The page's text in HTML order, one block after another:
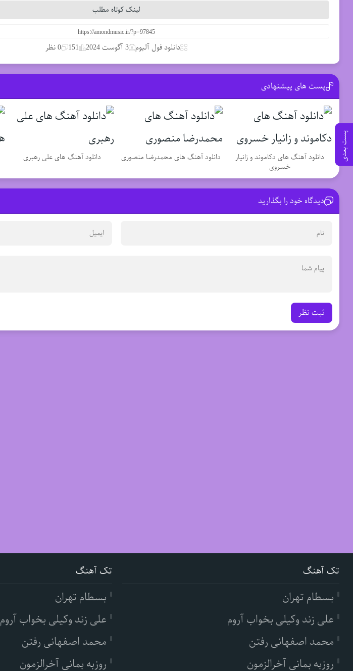
پست بعدی
لینک کوتاه مطلب
دانلود فول آلبوم 3 آگوست 2024 151 0 نظر
پست های پیشنهادی
دانلود آهنگ های دکاموند و زانیار
خسروی
دانلود آهنگ های محمدرضا منصوری دانلود آهنگ های علی رهبری
دیدگاه خود را بگذارید
ثبت نظر
تک آهنگ
بسطام تهران
علی زند وکیلی بخواب آروم
محمد اصفهانی رفتن
روزبه بمانی آخرالزمون
تک آهنگ
بسطام تهران
علی زند وکیلی بخواب آروم
محمد اصفهانی رفتن
روزبه بمانی آخرالزمون